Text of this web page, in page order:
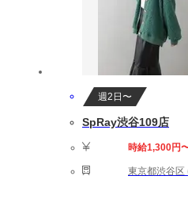
週2日〜
SpRay渋谷109店
時給1,300円
東京都渋谷区